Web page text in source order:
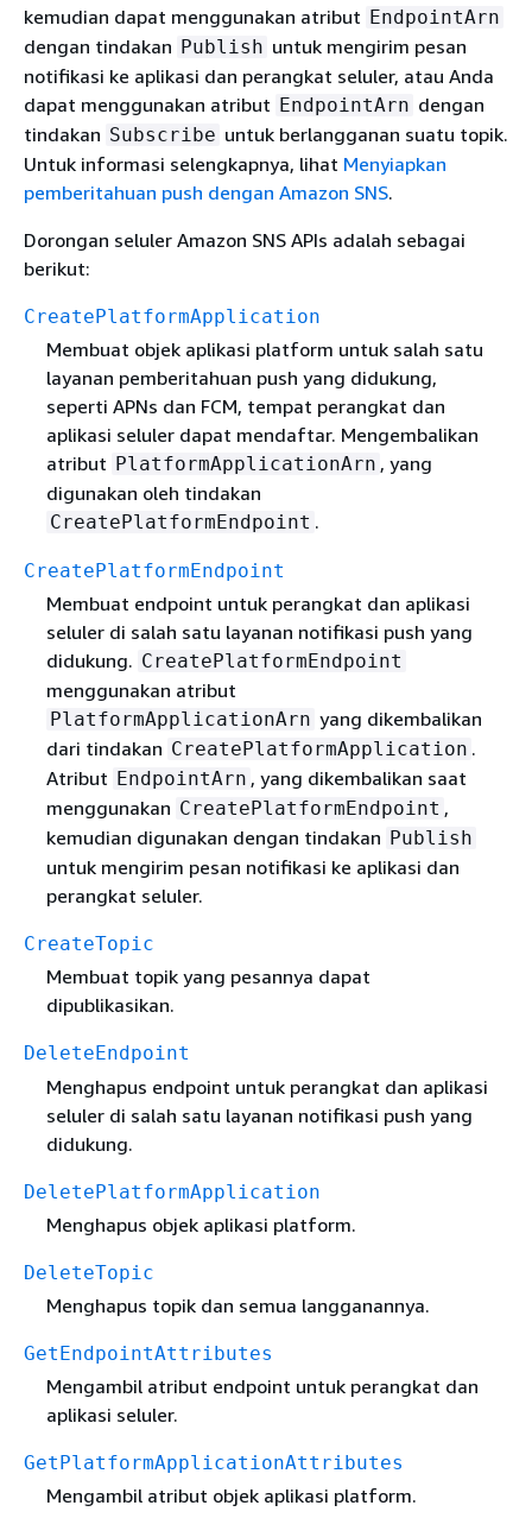
kemudian dapat menggunakan atribut EndpointArn
dengan tindakan Publish untuk mengirim pesan
notifikasi ke aplikasi dan perangkat seluler, atau Anda
dapat menggunakan atribut EndpointArn dengan
tindakan Subscribe untuk berlangganan suatu topik.
Untuk informasi selengkapnya, lihat Menyiapkan
pemberitahuan push dengan Amazon SNS.
Dorongan seluler Amazon SNS APIs adalah sebagai
berikut:
CreatePlatformApplication
Membuat objek aplikasi platform untuk salah satu
layanan pemberitahuan push yang didukung,
seperti APNs dan FCM, tempat perangkat dan
aplikasi seluler dapat mendaftar. Mengembalikan
atribut PlatformApplicationArn , yang
digunakan oleh tindakan
CreatePlatformEndpoint .
CreatePlatformEndpoint
Membuat endpoint untuk perangkat dan aplikasi
seluler di salah satu layanan notifikasi push yang
didukung. CreatePlatformEndpoint
menggunakan atribut
PlatformApplicationArn yang dikembalikan
dari tindakan CreatePlatformApplication .
Atribut EndpointArn , yang dikembalikan saat
menggunakan CreatePlatformEndpoint ,
kemudian digunakan dengan tindakan Publish
untuk mengirim pesan notifikasi ke aplikasi dan
perangkat seluler.
CreateTopic
Membuat topik yang pesannya dapat
dipublikasikan.
DeleteEndpoint
Menghapus endpoint untuk perangkat dan aplikasi
seluler di salah satu layanan notifikasi push yang
didukung.
DeletePlatformApplication
Menghapus objek aplikasi platform.
DeleteTopic
Menghapus topik dan semua langganannya.
GetEndpointAttributes
Mengambil atribut endpoint untuk perangkat dan
aplikasi seluler.
GetPlatformApplicationAttributes
Mengambil atribut objek aplikasi platform.